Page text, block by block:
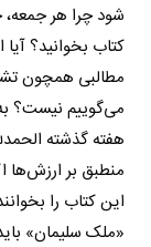
شود چرا هر
کتاب بخوانید؟
مطالبی همچون
می‌گوییم نیست؟
هفته گذشته
منطبق بر ارزش‌ها
این کتاب را
«ملک سلیمان»